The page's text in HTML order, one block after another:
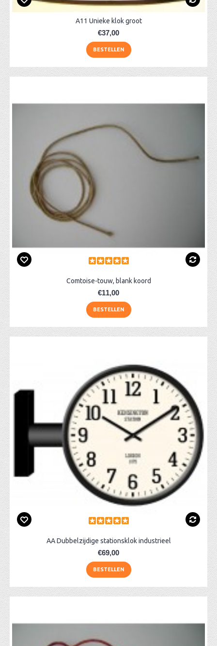
A11 Unieke klok groot
€37,00
BESTELLEN
Comtoise-touw, blank koord
€11,00
BESTELLEN
AA Dubbelzijdige stationsklok industrieel
€69,00
BESTELLEN